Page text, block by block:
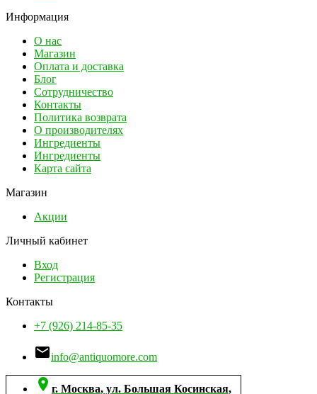
Информация
О нас
Магазин
Оплата и доставка
Блог
Сотрудничество
Контакты
Политика возврата
О производителях
Ингредиенты
Ингредиенты
Карта сайта
Магазин
Акции
Личный кабинет
Вход
Регистрация
Контакты
+7 (926) 214-85-35
info@antiquomore.com
 г. Москва, ул. Большая Косинская,